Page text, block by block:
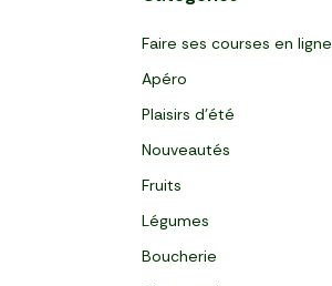
Faire ses courses en ligne
Apéro
Plaisirs d'été
Nouveautés
Fruits
Légumes
Boucherie